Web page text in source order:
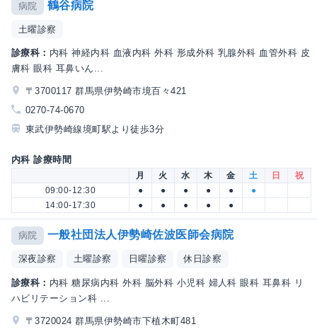
病院 鶴谷病院
土曜診察
診療科： 内科 神経内科 血液内科 外科 形成外科 乳腺外科 血管外科 皮
膚科 眼科 耳鼻いん...
〒3700117 群馬県伊勢崎市境百々421
0270-74-0670
東武伊勢崎線境町駅より徒歩3分
内科 診療時間
月 火 水 木 金 土 日
祝
09:00-12:30
● ● ● ● ●
●
14:00-17:30
● ● ● ● ●
病院 一般社団法人伊勢崎佐波医師会病院
深夜診察 土曜診察 日曜診察 休日診察
診療科： 内科 糖尿病内科 外科 脳外科 小児科 婦人科 眼科 耳鼻科 リ
ハビリテーション科 ...
〒3720024 群馬県伊勢崎市下植木町481